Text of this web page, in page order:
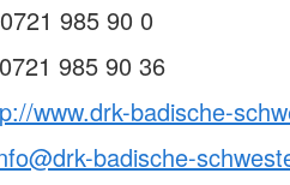
0721 985 90 0
0721 985 90 36
www.drk-badische-
badische-